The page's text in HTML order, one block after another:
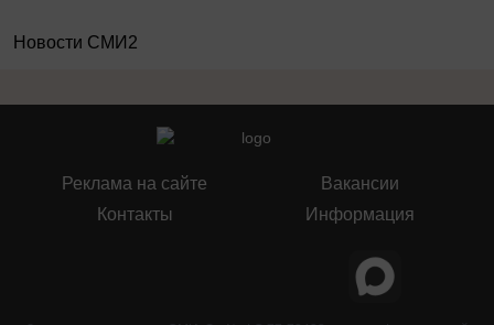
Новости СМИ2
Реклама на сайте
Контакты
Вакансии
Информация